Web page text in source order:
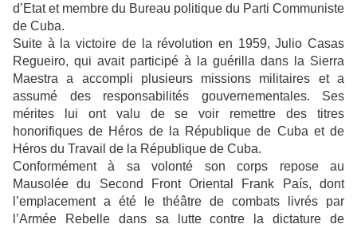
d’Etat et membre du Bureau politique du Parti Communiste
de Cuba.
Suite à la victoire de la révolution en 1959, Julio Casas
Regueiro, qui avait participé à la guérilla dans la Sierra
Maestra a accompli plusieurs missions militaires et a
assumé des responsabilités gouvernementales. Ses
mérites lui ont valu de se voir remettre des titres
honorifiques de Héros de la République de Cuba et de
Héros du Travail de la République de Cuba.
Conformément à sa volonté son corps repose au
Mausolée du Second Front Oriental Frank País, dont
l’emplacement a été le théâtre de combats livrés par
l’Armée Rebelle dans sa lutte contre la dictature de